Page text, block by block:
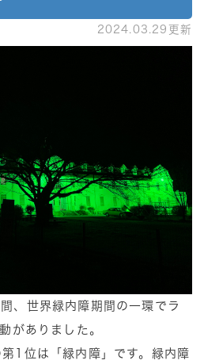
2024.03.29更新
世界緑内障期間の一環でラ
がありました。
1位は「緑内障」です。緑内障